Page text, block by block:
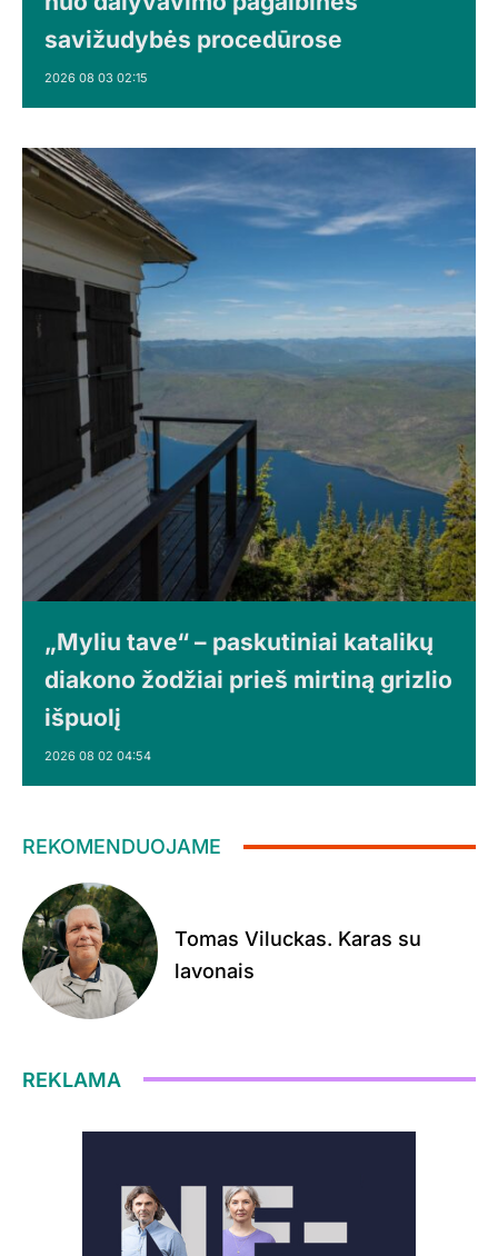
savižudybės procedūrose
2026 08 03 02:15
„Myliu tave“ – paskutiniai katalikų
diakono žodžiai prieš mirtiną grizlio
išpuolį
2026 08 02 04:54
REKOMENDUOJAME
Tomas Viluckas. Karas su
lavonais
REKLAMA